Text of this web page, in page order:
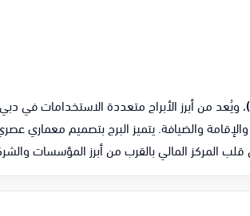
، ويُعد من أبرز الأبراج متعددة الاستخدامات في
والضيافة. يتميز البرج بتصميم
المركز المالي بالقرب من أبرز المؤسسات